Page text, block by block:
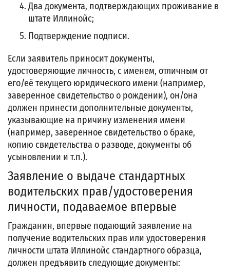
Два документа, подтверждающих проживание в
штате Иллинойс;
Подтверждение подписи.
Если заявитель приносит документы,
удостоверяющие личность, с именем, отличным от
его/её текущего юридического имени (например,
заверенное свидетельство о рождении), он/она
должен принести дополнительные документы,
указывающие на причину изменения имени
(например, заверенное свидетельство о браке,
копию свидетельства о разводе, документы об
усыновлении и т.п.).
Заявление о выдаче стандартных
водительских прав/удостоверения
личности, подаваемое впервые
Гражданин, впервые подающий заявление на
получение водительских прав или удостоверения
личности штата Иллинойс стандартного образца,
должен предъявить следующие документы: